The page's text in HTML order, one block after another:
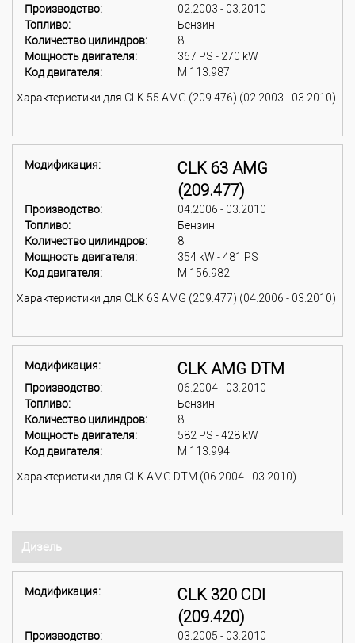
Производство:
02.2003 - 03.2010
Топливо:
Бензин
Количество цилиндров:
8
Мощность двигателя:
367 PS - 270 kW
Код двигателя:
M 113.987
Характеристики для CLK 55 AMG (209.476) (02.2003 - 03.2010)
Модификация:
CLK 63 AMG
(209.477)
Производство:
04.2006 - 03.2010
Топливо:
Бензин
Количество цилиндров:
8
Мощность двигателя:
354 kW - 481 PS
Код двигателя:
M 156.982
Характеристики для CLK 63 AMG (209.477) (04.2006 - 03.2010)
Модификация: CLK AMG DTM
Производство:
06.2004 - 03.2010
Топливо:
Бензин
Количество цилиндров:
8
Мощность двигателя:
582 PS - 428 kW
Код двигателя:
M 113.994
Характеристики для CLK AMG DTM (06.2004 - 03.2010)
Дизель
Модификация:
CLK 320 CDI
(209.420)
Производство:
03.2005 - 03.2010